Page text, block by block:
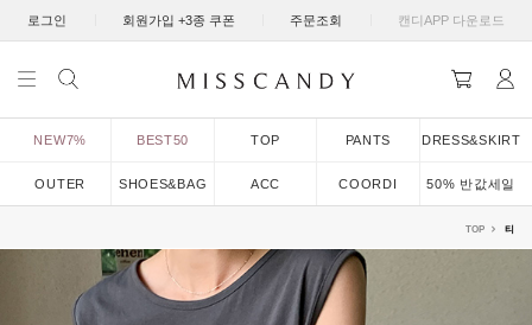
로그인 회원가입 +3종 쿠폰 주문조회 캔디APP 다운로드
NEW7% BEST50 TOP PANTS DRESS&SKIRT
OUTER SHOES&BAG ACC COORDI 50% 반값세일
TOP 티